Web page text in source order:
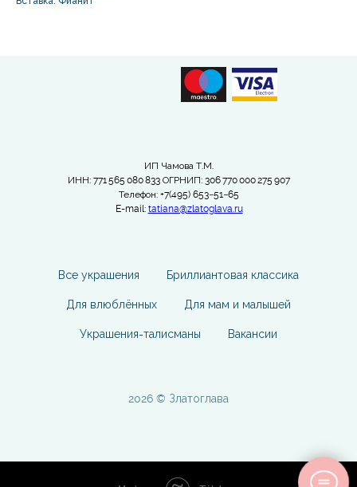
ИП Чамова Т.М.
ИНН: 771 565 080 833 ОГРНИП: 306 770 000 275 907
Телефон: +7(495) 653−51−65
E-mail: tatiana@zlatoglava.ru
Все украшения Бриллиантовая классика
Для влюблённых Для мам и малышей
Украшения-талисманы Вакансии
2026 © Златоглава